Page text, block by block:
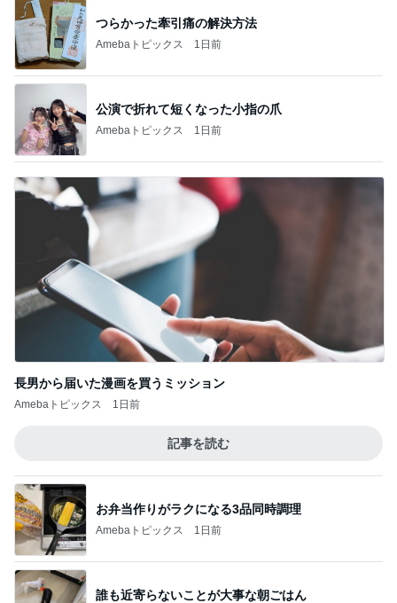
つらかった牽引痛の解決方法
Amebaトピックス 1日前
公演で折れて短くなった小指の爪
Amebaトピックス 1日前
長男から届いた漫画を買うミッション
Amebaトピックス 1日前
記事を読む
お弁当作りがラクになる3品同時調理
Amebaトピックス 1日前
誰も近寄らないことが大事な朝ごはん